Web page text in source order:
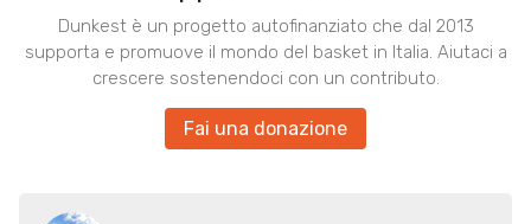
Dunkest è un progetto autofinanziato che dal 2013
supporta e promuove il mondo del basket in Italia. Aiutaci a
crescere sostenendoci con un contributo.
Fai una donazione